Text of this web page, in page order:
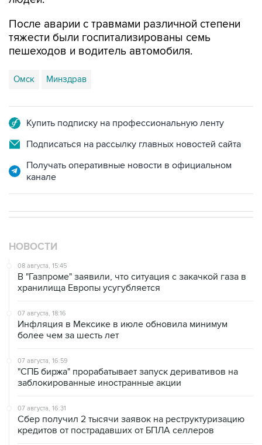
пешеходов и водитель автомобиля.
Омск Минздрав
Подписаться на рассылку главных новостей сайта
Получать оперативные новости в официальном
08 августа, 15:45
В "Газпроме" заявили, что ситуация с закачкой газа в
хранилища Европы усугубляется
07 августа, 18:16
более чем за шесть лет
07 августа, 16:59
заблокированные иностранные акции
07 августа, 16:31
кредитов от пострадавших от БПЛА селлеров
07 августа, 15:43